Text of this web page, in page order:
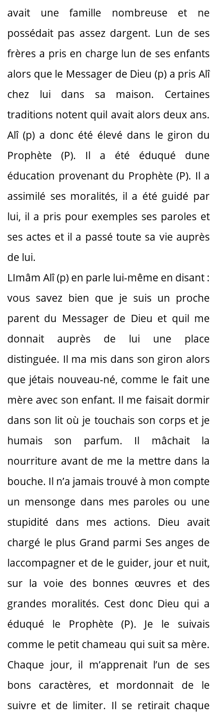
avait une famille nombreuse et ne
possédait pas assez dargent. Lun de ses
frères a pris en charge lun de ses enfants
alors que le Messager de Dieu (p) a pris Alî
chez lui dans sa maison. Certaines
traditions notent quil avait alors deux ans.
Alî (p) a donc été élevé dans le giron du
Prophète (P). Il a été éduqué dune
éducation provenant du Prophète (P). Il a
assimilé ses moralités, il a été guidé par
lui, il a pris pour exemples ses paroles et
ses actes et il a passé toute sa vie auprès
de lui.
LImâm Alî (p) en parle lui-même en disant :
vous savez bien que je suis un proche
parent du Messager de Dieu et quil me
donnait auprès de lui une place
distinguée. Il ma mis dans son giron alors
que jétais nouveau-né, comme le fait une
mère avec son enfant. Il me faisait dormir
dans son lit où je touchais son corps et je
humais son parfum. Il mâchait la
nourriture avant de me la mettre dans la
bouche. Il n’a jamais trouvé à mon compte
un mensonge dans mes paroles ou une
stupidité dans mes actions. Dieu avait
chargé le plus Grand parmi Ses anges de
laccompagner et de le guider, jour et nuit,
sur la voie des bonnes œuvres et des
grandes moralités. Cest donc Dieu qui a
éduqué le Prophète (P). Je le suivais
comme le petit chameau qui suit sa mère.
Chaque jour, il m’apprenait l’un de ses
bons caractères, et mordonnait de le
suivre et de limiter. Il se retirait chaque